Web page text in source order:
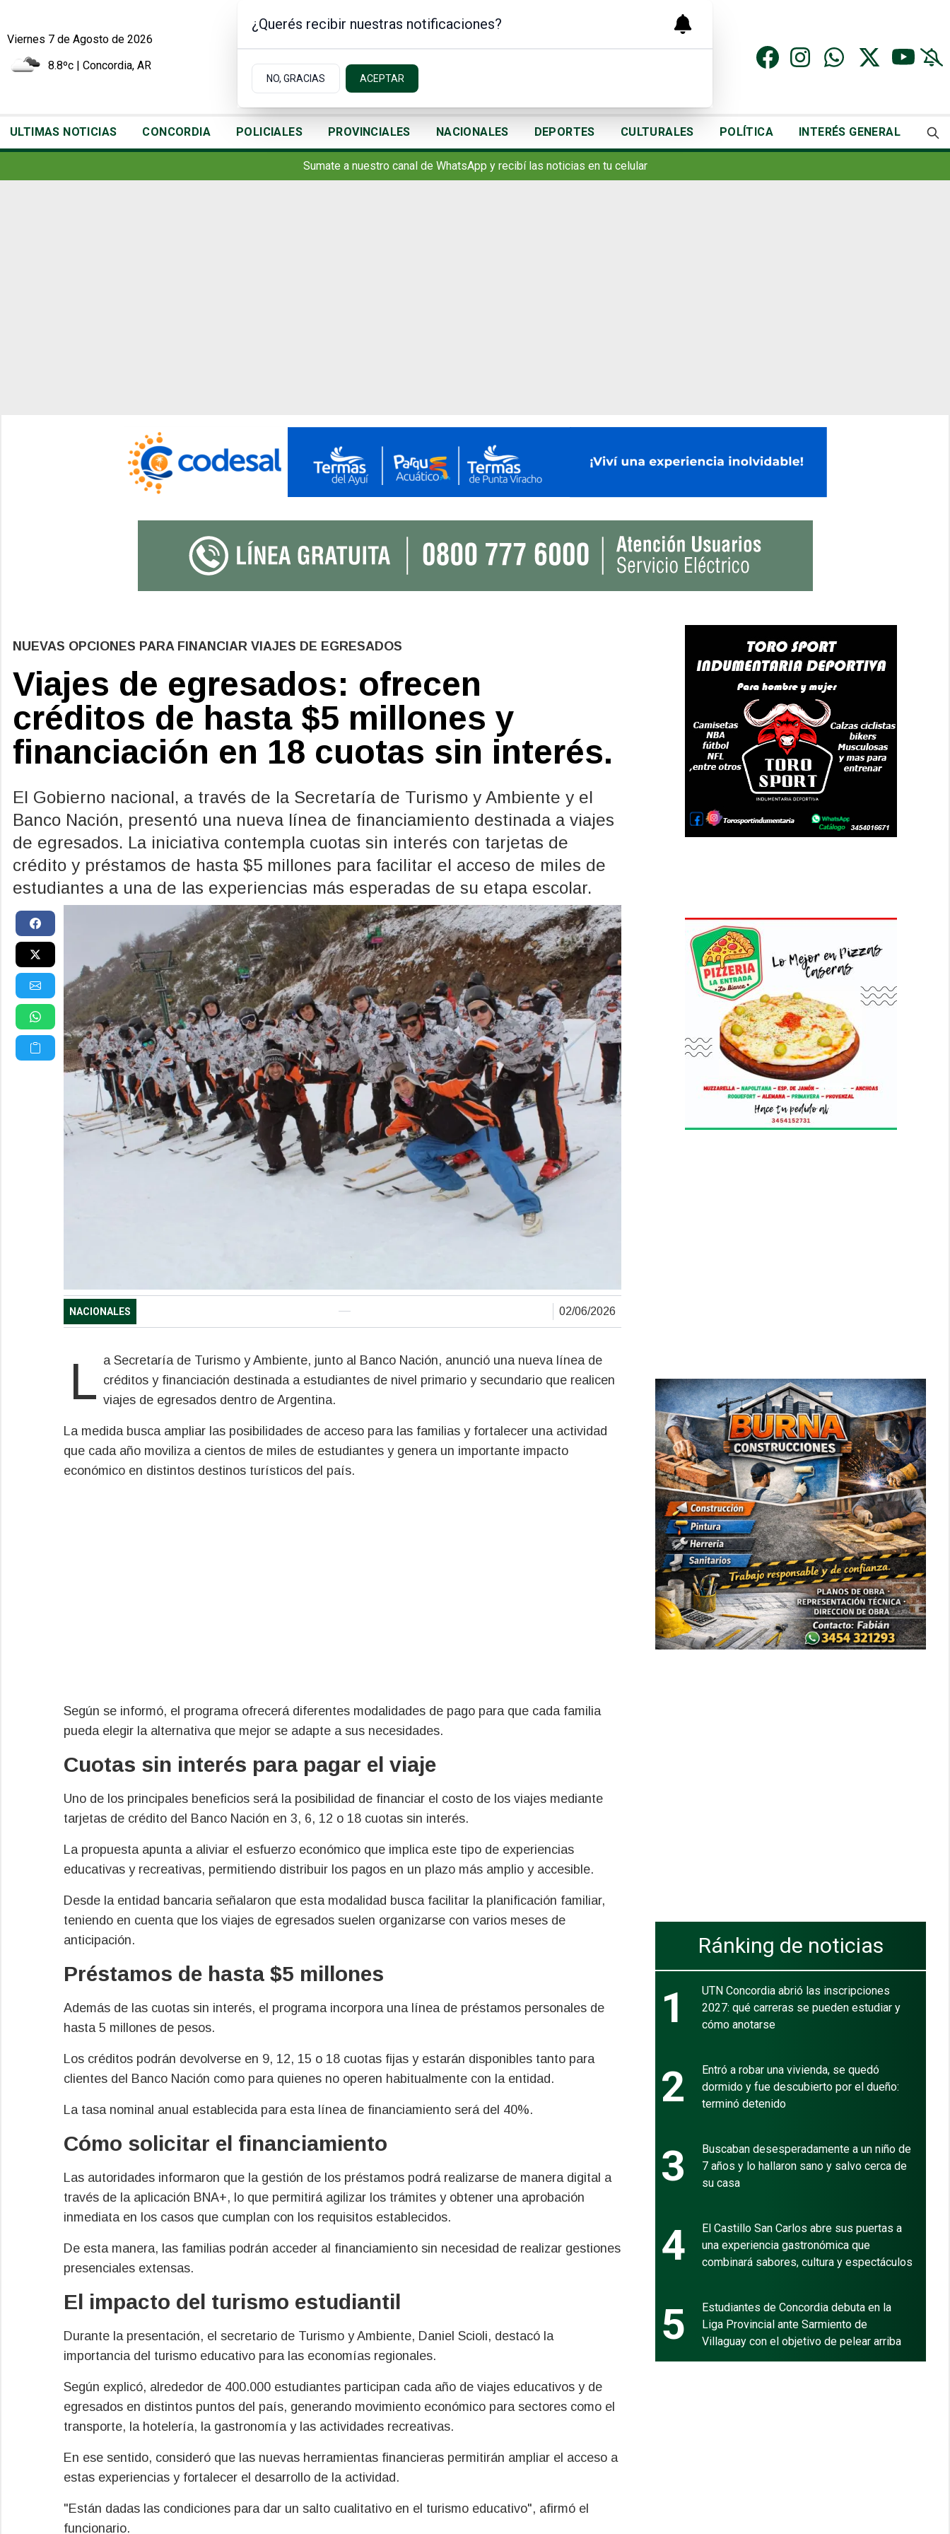
Viernes 7 de Agosto de 2026
8.8ºc | Concordia, AR
ULTIMAS NOTICIAS CONCORDIA POLICIALES PROVINCIALES NACIONALES DEPORTES CULTURALES POLÍTICA INTERÉS GENERAL
Sumate a nuestro canal de WhatsApp y recibí las noticias en tu celular
NUEVAS OPCIONES PARA FINANCIAR VIAJES DE EGRESADOS
Viajes de egresados: ofrecen
créditos de hasta $5 millones y
financiación en 18 cuotas sin interés.
El Gobierno nacional, a través de la Secretaría de Turismo y Ambiente y el
Banco Nación, presentó una nueva línea de financiamiento destinada a viajes
de egresados. La iniciativa contempla cuotas sin interés con tarjetas de
crédito y préstamos de hasta $5 millones para facilitar el acceso de miles de
estudiantes a una de las experiencias más esperadas de su etapa escolar.
NACIONALES 02/06/2026
La Secretaría de Turismo y Ambiente, junto al Banco Nación, anunció una nueva línea de créditos y financiación destinada a estudiantes de nivel primario y secundario que realicen
viajes de egresados dentro de Argentina.
La medida busca ampliar las posibilidades de acceso para las familias y fortalecer una actividad
que cada año moviliza a cientos de miles de estudiantes y genera un importante impacto
económico en distintos destinos turísticos del país.
Según se informó, el programa ofrecerá diferentes modalidades de pago para que cada familia
pueda elegir la alternativa que mejor se adapte a sus necesidades.
Cuotas sin interés para pagar el viaje
Uno de los principales beneficios será la posibilidad de financiar el costo de los viajes mediante
tarjetas de crédito del Banco Nación en 3, 6, 12 o 18 cuotas sin interés.
La propuesta apunta a aliviar el esfuerzo económico que implica este tipo de experiencias
educativas y recreativas, permitiendo distribuir los pagos en un plazo más amplio y accesible.
Desde la entidad bancaria señalaron que esta modalidad busca facilitar la planificación familiar,
teniendo en cuenta que los viajes de egresados suelen organizarse con varios meses de
anticipación.
Préstamos de hasta $5 millones
Además de las cuotas sin interés, el programa incorpora una línea de préstamos personales de
hasta 5 millones de pesos.
Los créditos podrán devolverse en 9, 12, 15 o 18 cuotas fijas y estarán disponibles tanto para
clientes del Banco Nación como para quienes no operen habitualmente con la entidad.
La tasa nominal anual establecida para esta línea de financiamiento será del 40%.
Cómo solicitar el financiamiento
Las autoridades informaron que la gestión de los préstamos podrá realizarse de manera digital a
través de la aplicación BNA+, lo que permitirá agilizar los trámites y obtener una aprobación
inmediata en los casos que cumplan con los requisitos establecidos.
De esta manera, las familias podrán acceder al financiamiento sin necesidad de realizar gestiones
presenciales extensas.
El impacto del turismo estudiantil
Durante la presentación, el secretario de Turismo y Ambiente, Daniel Scioli, destacó la
importancia del turismo educativo para las economías regionales.
Según explicó, alrededor de 400.000 estudiantes participan cada año de viajes educativos y de
egresados en distintos puntos del país, generando movimiento económico para sectores como el
transporte, la hotelería, la gastronomía y las actividades recreativas.
En ese sentido, consideró que las nuevas herramientas financieras permitirán ampliar el acceso a
estas experiencias y fortalecer el desarrollo de la actividad.
"Están dadas las condiciones para dar un salto cualitativo en el turismo educativo", afirmó el
funcionario.
Ránking de noticias
1
UTN Concordia abrió las inscripciones
2027: qué carreras se pueden estudiar y
cómo anotarse
2
Entró a robar una vivienda, se quedó
dormido y fue descubierto por el dueño:
terminó detenido
3
Buscaban desesperadamente a un niño de
7 años y lo hallaron sano y salvo cerca de
su casa
4
El Castillo San Carlos abre sus puertas a
una experiencia gastronómica que
combinará sabores, cultura y espectáculos
5
Estudiantes de Concordia debuta en la
Liga Provincial ante Sarmiento de
Villaguay con el objetivo de pelear arriba
¿Querés recibir nuestras notificaciones?
NO, GRACIAS ACEPTAR